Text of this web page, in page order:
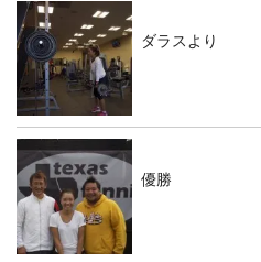
ダラスより
優勝